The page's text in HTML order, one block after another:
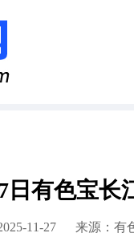
日有色宝
11-27 来源： 有